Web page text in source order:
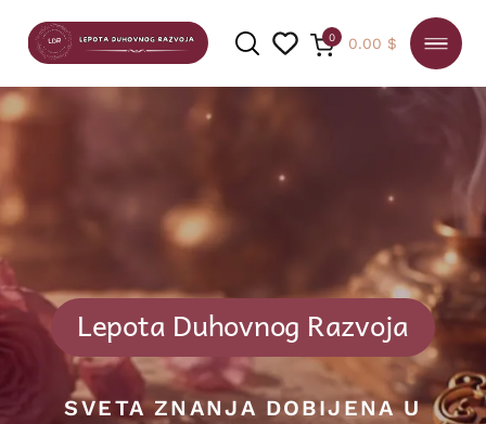
PRETRAGA
0 0.00 $
Lepota Duhovnog Razvoja
SVETA ZNANJA DOBIJENA U